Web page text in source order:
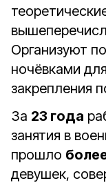
Организуют
ночёвками
закрепления
За 23 года
занятия в
прошло
девушек,